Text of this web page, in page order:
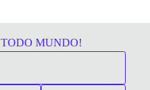
MUNDO!